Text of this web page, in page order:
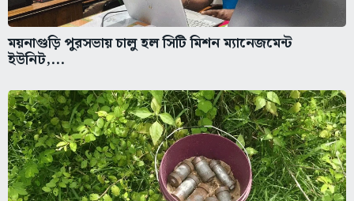
ময়নাগুড়ি পুরসভায় চালু হল সিটি মিশন ম্যানেজমেন্ট
ইউনিট,...